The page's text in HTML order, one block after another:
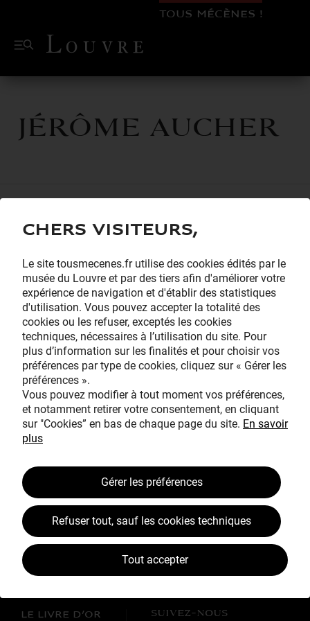
TOUS MÉCÈNES !
Jérôme AUCHER
Avec le mécénat
exceptionnel de
L’ŒUVRE À LA LOUPE
JEAN SIMEON CHARDIN
VOS CONTREPARTIES
ACTUALITÉS
LE LIVRE D’OR SUIVEZ-NOUS
Chers visiteurs,
Le site tousmecenes.fr utilise des cookies édités par le
musée du Louvre et par des tiers afin d'améliorer votre
expérience de navigation et d'établir des statistiques
d'utilisation. Vous pouvez accepter la totalité des
cookies ou les refuser, exceptés les cookies
techniques, nécessaires à l’utilisation du site. Pour
plus d’information sur les finalités et pour choisir vos
préférences par type de cookies, cliquez sur « Gérer les
préférences ».
Vous pouvez modifier à tout moment vos préférences,
et notamment retirer votre consentement, en cliquant
sur "Cookies” en bas de chaque page du site. En savoir
plus
Gérer les préférences
Refuser tout, sauf les cookies techniques
Tout accepter